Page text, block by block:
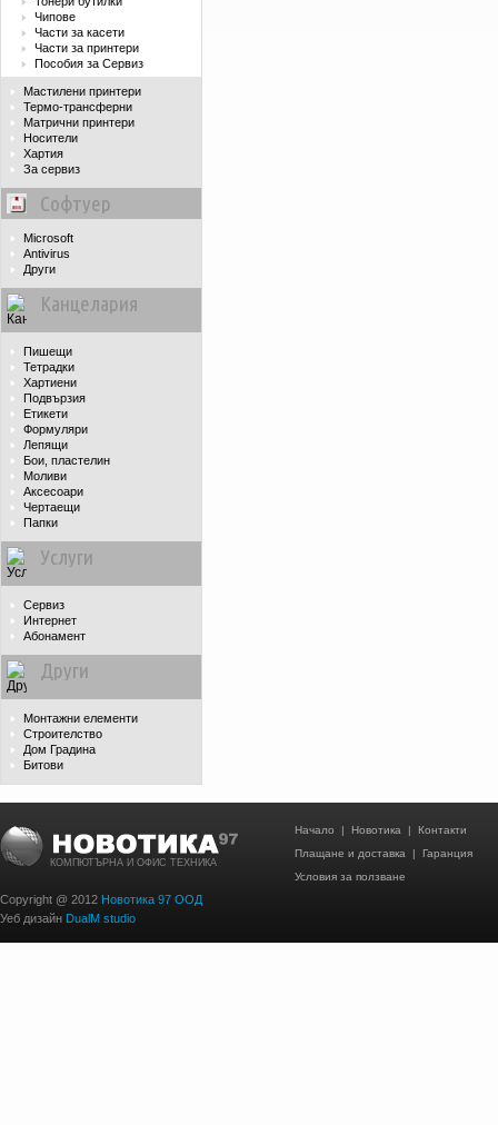
Чипове
Части за касети
Части за принтери
Пособия за Сервиз
Мастилени принтери
Термо-трансферни
Матрични принтери
Носители
Хартия
За сервиз
Софтуер
Microsoft
Antivirus
Други
Канцелария
Пишещи
Тетрадки
Хартиени
Подвързия
Етикети
Формуляри
Лепящи
Бои, пластелин
Моливи
Аксесоари
Чертаещи
Папки
Услуги
Сервиз
Интернет
Абонамент
Други
Монтажни елементи
Строителство
Дом Градина
Битови
КОМПЮТЪРНА И ОФИС ТЕХНИКА
Copyright @ 2012 Новотика 97 ООД
Уеб дизайн DualM studio
Начало | Новотика | Контакти
Плащане и доставка | Гаранция
Условия за ползване